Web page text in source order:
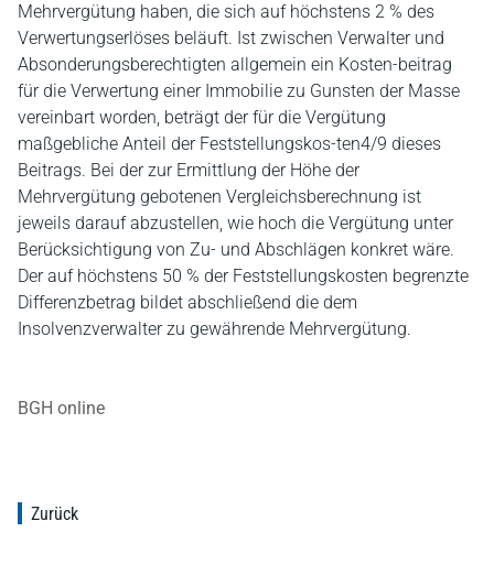
Mehrvergütung haben, die sich auf höchstens 2 % des
Verwertungserlöses beläuft. Ist zwischen Verwalter und
Absonderungsberechtigten allgemein ein Kosten-beitrag
für die Verwertung einer Immobilie zu Gunsten der Masse
vereinbart worden, beträgt der für die Vergütung
maßgebliche Anteil der Feststellungskos-ten4/9 dieses
Beitrags. Bei der zur Ermittlung der Höhe der
Mehrvergütung gebotenen Vergleichsberechnung ist
jeweils darauf abzustellen, wie hoch die Vergütung unter
Berücksichtigung von Zu- und Abschlägen konkret wäre.
Der auf höchstens 50 % der Feststellungskosten begrenzte
Differenzbetrag bildet abschließend die dem
Insolvenzverwalter zu gewährende Mehrvergütung.
BGH online
Zurück